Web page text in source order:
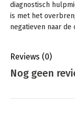
diagnostisch
is met het
negatieven naar de
Reviews (0)
Nog geen